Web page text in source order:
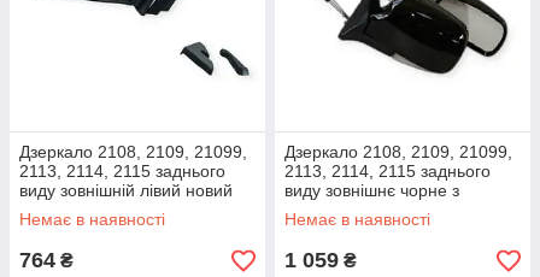
Дзеркало 2108, 2109, 21099,
2113, 2114, 2115 заднього
виду зовнішній лівий новий
зразок
Немає в наявності
764 ₴
Дзеркало 2108, 2109, 21099,
2113, 2114, 2115 заднього
виду зовнішнє чорне з
поворотом (к-кт 2 шт) VITOL
Немає в наявності
1 059 ₴